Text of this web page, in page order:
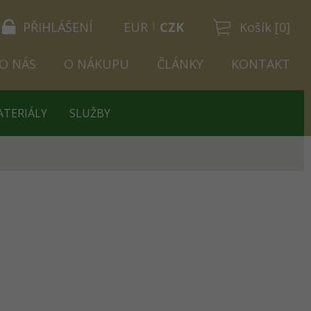
PŘIHLÁŠENÍ Košík [0]
EUR CZK
O NÁS O NÁKUPU ČLÁNKY KONTAKT
SLUŽBY